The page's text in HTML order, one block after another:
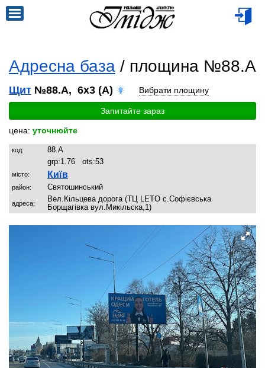
Адресна база / площина №88.A
Щит №88.A, 6x3 (A) Вибрати площину
Запитайте зараз
цена: уточнюйте
код:
88.A
grp:1.76 ots:53
місто: Київ
район: Святошинський
адреса:
Вел.Кільцева дорога (ТЦ LETO с.Софієвська
Борщагівка вул.Микільска,1)